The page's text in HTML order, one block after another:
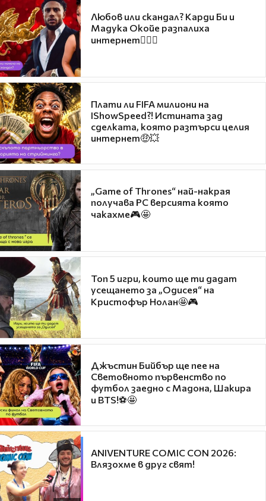
Любов или скандал? Карди Би и
Мадука Окойе разпалиха
интернет❤️‍🔥🔥
Плати ли FIFA милиони на
IShowSpeed?! Истината зад
сделката, която разтърси целия
интернет🤑💥
„Game of Thrones“ най-накрая
получава PC версията която
чакахме🎮🤩
Топ 5 игри, които ще ти дадат
усещането за „Одисея“ на
Кристофър Нолан🤩🎮
Джъстин Бийбър ще пее на
Световното първенство по
футбол заедно с Мадона, Шакира
и BTS!⚽🤩
ANIVENTURE COMIC CON 2026:
Влязохме в друг свят!